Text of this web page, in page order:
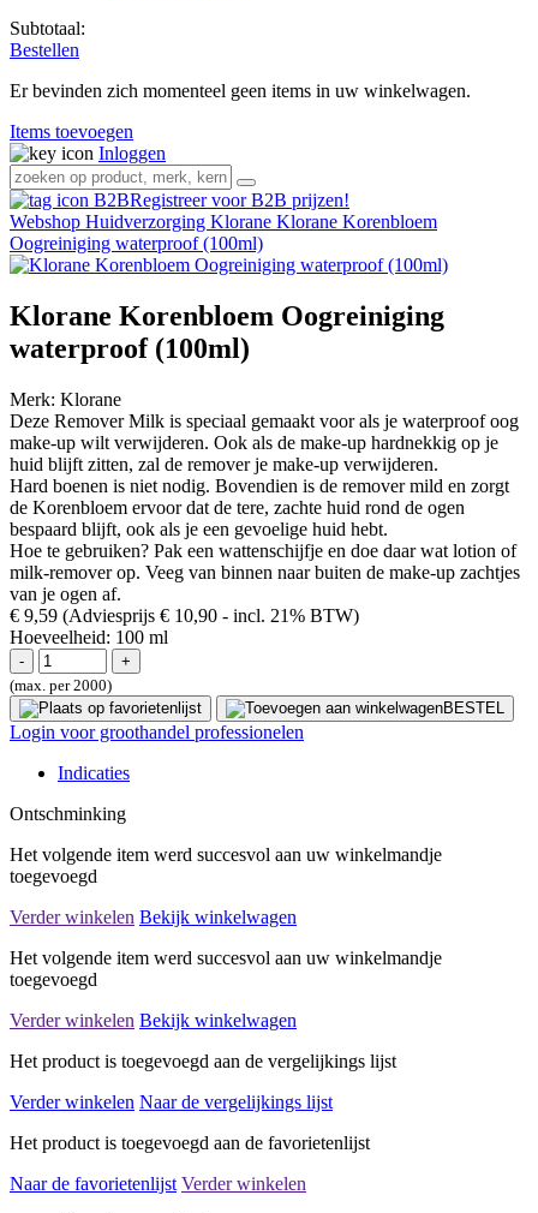
Subtotaal:
Bestellen
Er bevinden zich momenteel geen items in uw winkelwagen.
Items toevoegen
Inloggen
Registreer voor B2B prijzen!
Webshop Huidverzorging Klorane Klorane Korenbloem
Oogreiniging waterproof (100ml)
Klorane Korenbloem Oogreiniging
waterproof (100ml)
Merk: Klorane
Deze Remover Milk is speciaal gemaakt voor als je waterproof oog
make-up wilt verwijderen. Ook als de make-up hardnekkig op je
huid blijft zitten, zal de remover je make-up verwijderen.
Hard boenen is niet nodig. Bovendien is de remover mild en zorgt
de Korenbloem ervoor dat de tere, zachte huid rond de ogen
bespaard blijft, ook als je een gevoelige huid hebt.
Hoe te gebruiken? Pak een wattenschijfje en doe daar wat lotion of
milk-remover op. Veeg van binnen naar buiten de make-up zachtjes
van je ogen af.
€ 9,59 (Adviesprijs € 10,90 - incl. 21% BTW)
Hoeveelheid: 100 ml
(max. per 2000)
BESTEL
Login voor groothandel professionelen
Indicaties
Ontschminking
Het volgende item werd succesvol aan uw winkelmandje
toegevoegd
Verder winkelen Bekijk winkelwagen
Het volgende item werd succesvol aan uw winkelmandje
toegevoegd
Verder winkelen Bekijk winkelwagen
Het product is toegevoegd aan de vergelijkings lijst
Verder winkelen Naar de vergelijkings lijst
Het product is toegevoegd aan de favorietenlijst
Naar de favorietenlijst Verder winkelen